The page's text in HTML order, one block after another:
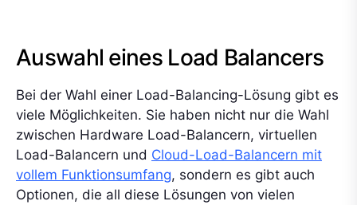
Auswahl eines Load Balancers
Bei der Wahl einer Load-Balancing-Lösung gibt es
viele Möglichkeiten. Sie haben nicht nur die Wahl
zwischen Hardware Load-Balancern, virtuellen
Load-Balancern und Cloud-Load-Balancern mit
vollem Funktionsumfang, sondern es gibt auch
Optionen, die all diese Lösungen von vielen